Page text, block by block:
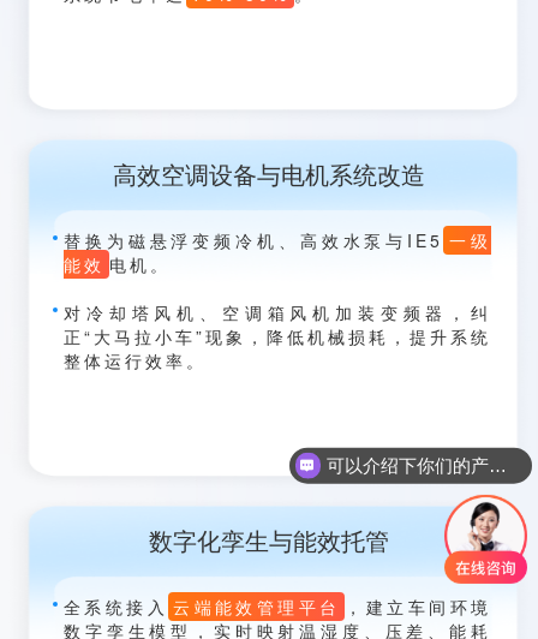
高效空调设备与电机系统改造
替换为磁悬浮变频冷机、高效水泵与IE5 一级
能效 电机。
对冷却塔风机、空调箱风机加装变频器，纠
正“大马拉小车”现象，降低机械损耗，提升系统
整体运行效率。
数字化孪生与能效托管
全系统接入 云端能效管理平台
，建立车间环境
数字孪生模型，实时映射温湿度、压差、能耗
可以介绍下你们的产品么